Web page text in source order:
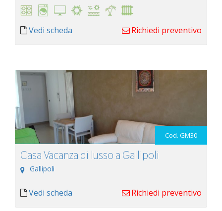
Vedi scheda Richiedi preventivo
Cod. GM30
Casa Vacanza di lusso a Gallipoli
Gallipoli
Vedi scheda Richiedi preventivo